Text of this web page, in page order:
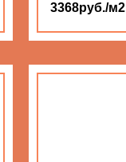
3368руб./м2